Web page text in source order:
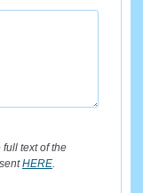
text of the
HERE.